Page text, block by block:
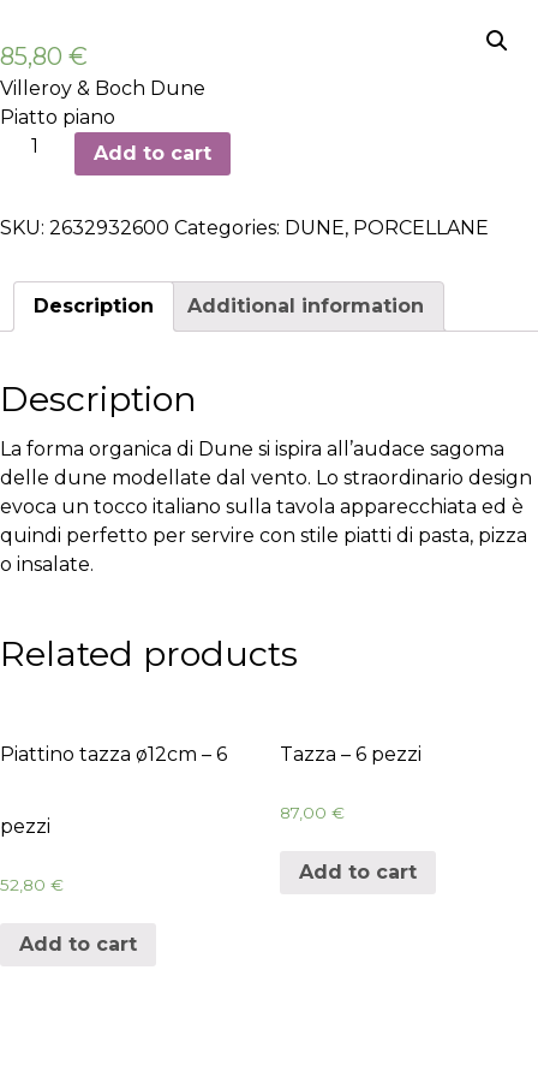
85,80 €
Villeroy & Boch Dune
Piatto piano
Piatto
-
pezzi
quantity
Add to cart
SKU: 2632932600 Categories: DUNE, PORCELLANE
Description Additional information
Description
La forma organica di Dune si ispira all’audace sagoma
delle dune modellate dal vento. Lo straordinario design
evoca un tocco italiano sulla tavola apparecchiata ed è
quindi perfetto per servire con stile piatti di pasta, pizza
o insalate.
Related products
Piattino tazza ø12cm – 6
pezzi
52,80 €
Add to cart
Tazza – 6 pezzi
87,00 €
Add to cart